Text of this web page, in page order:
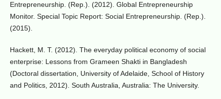
Entrepreneurship. (Rep.). (2012). Global Entrepreneurship
Monitor. Special Topic Report: Social Entrepreneurship. (Rep.).
(2015).
Hackett, M. T. (2012). The everyday political economy of social
enterprise: Lessons from Grameen Shakti in Bangladesh
(Doctoral dissertation, University of Adelaide, School of History
and Politics, 2012). South Australia, Australia: The University.